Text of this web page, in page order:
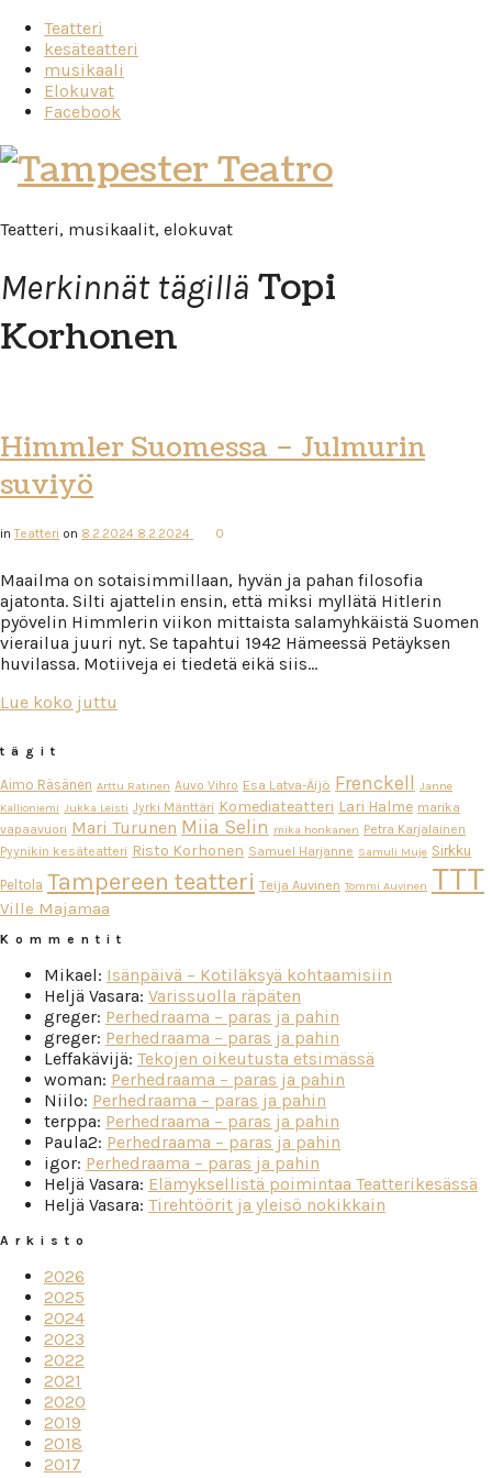
Teatteri
kesäteatteri
musikaali
Elokuvat
Facebook
Tampester
Teatro
Teatteri, musikaalit, elokuvat
Merkinnät tägillä Topi
Korhonen
Himmler Suomessa – Julmurin
suviyö
inTeatteri on 8.2.2024 8.2.2024 0
Maailma on sotaisimmillaan, hyvän ja pahan filosofia
ajatonta. Silti ajattelin ensin, että miksi myllätä Hitlerin
pyövelin Himmlerin viikon mittaista salamyhkäistä Suomen
vierailua juuri nyt. Se tapahtui 1942 Hämeessä Petäyksen
huvilassa. Motiiveja ei tiedetä eikä siis…
Lue koko juttu
tägit
Aimo Räsänen Arttu Ratinen Auvo Vihro Esa Latva-Äijö Frenckell
Janne
Kallioniemi
Jukka Leisti Jyrki Mänttäri Komediateatteri Lari Halme marika
vapaavuori Mari Turunen Miia Selin mika honkanen Petra Karjalainen
Pyynikin kesäteatteri Risto Korhonen Samuel Harjanne Samuli Muje Sirkku
Peltola Tampereen teatteri Teija Auvinen Tommi Auvinen TTT
Ville Majamaa
Kommentit
Mikael: Isänpäivä – Kotiläksyä kohtaamisiin
Heljä Vasara: Varissuolla räpäten
greger: Perhedraama – paras ja pahin
greger: Perhedraama – paras ja pahin
Leffakävijä: Tekojen oikeutusta etsimässä
woman: Perhedraama – paras ja pahin
Niilo: Perhedraama – paras ja pahin
terppa: Perhedraama – paras ja pahin
Paula2: Perhedraama – paras ja pahin
igor: Perhedraama – paras ja pahin
Heljä Vasara: Elämyksellistä poimintaa Teatterikesässä
Heljä Vasara: Tirehtöörit ja yleisö nokikkain
Arkisto
2026
2025
2024
2023
2022
2021
2020
2019
2018
2017